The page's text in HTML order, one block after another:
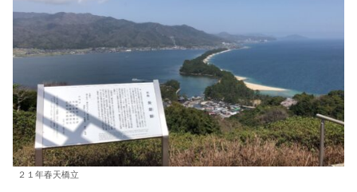
２１年春天橋立